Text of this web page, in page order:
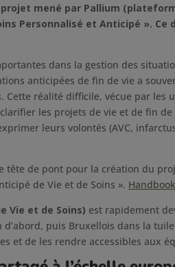
mené par Pallium
Personnalisé et Anticipé ». Ce
dans la gestion des
anticipées de fin de vie a
Cette réalité difficile, vécue par les
les projets de vie et de fin
leurs volontés (AVC,
tête de pont pour la création du
de Vie et de Soins ».
Vie et de Soins) est rapidement
puis Bruxellois dans la
et de les rendre accessibles aux